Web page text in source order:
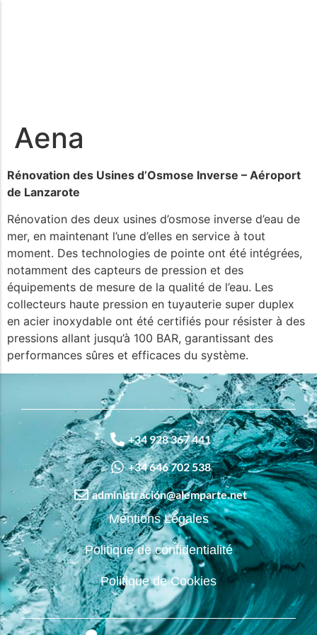
Aena
Rénovation des Usines d’Osmose Inverse – Aéroport
de Lanzarote
Rénovation des deux usines d’osmose inverse d’eau de
mer, en maintenant l’une d’elles en service à tout
moment. Des technologies de pointe ont été intégrées,
notamment des capteurs de pression et des
équipements de mesure de la qualité de l’eau. Les
collecteurs haute pression en tuyauterie super duplex
en acier inoxydable ont été certifiés pour résister à des
pressions allant jusqu’à 100 BAR, garantissant des
performances sûres et efficaces du système.
+34 928 367 441
+34 646 702 538
administración@alemparte.net
Mentions Légales
Politique de confidentialité
Politique de Cookies